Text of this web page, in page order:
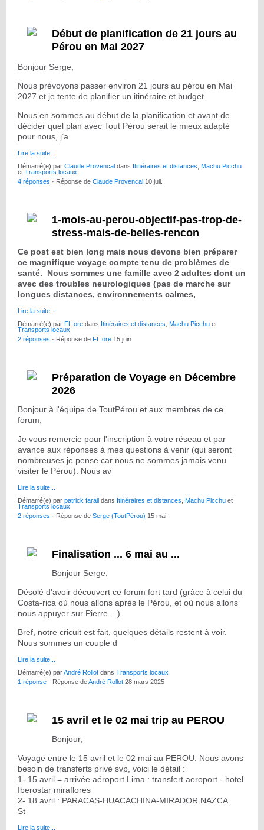
Début de planification de 21 jours au
Pérou en Mai 2027
Bonjour Serge,
Nous prévoyons passer environ 21 jours au pérou en Mai
2027 et je tente de planifier un itinéraire et budget.
Nous en sommes au début de la planification et avant de
décider quel plan avec Tout Pérou serait le mieux adapté
pour nous, j’a
Lire la suite...
Démarré(e) par Claude Provencal dans Itinéraires et distances
Machu Picchu
et Transports locaux
4 réponses · Réponse de Claude Provencal 10 juil.
1-mois-au-perou-objectif-pas-trop-de-
stress-mais-de-belles-rencon
Ce post est bien long mais nous devons bien préparer
ce magnifique voyage compte tenu de problèmes de
santé. Nous sommes une famille avec 2 adultes dont un
avec des troubles neurologiques (pas de marche sur
longues distances, environnements calmes,
Lire la suite...
Démarré(e) par FL ore dans Itinéraires et distances Machu Picchu et
Transports locaux
2 réponses · Réponse de FL ore 15 juin
Préparation de Voyage en Décembre
2026
Bonjour à l'équipe de ToutPérou et aux membres de ce
forum,
Je vous remercie pour l'inscription à votre réseau et par
avance aux réponses à mes questions à venir (qui seront
nombreuses je pense car nous ne sommes jamais venu
visiter le Pérou). Nous av
Lire la suite...
Démarré(e) par patrick farail dans Itinéraires et distances Machu Picchu et
Transports locaux
2 réponses · Réponse de Serge (ToutPérou) 15 mai
Finalisation ... 6 mai au ...
Bonjour Serge,
Désolé d'avoir découvert ce forum fort tard (grâce à celui du
Costa-rica où nous allons après le Pérou, et où nous allons
nous appuyer sur Pierre ...).
Bref, notre cricuit est fait, quelques détails restent à voir.
Nous sommes un couple d
Lire la suite...
Démarré(e) parAndré Rollot dans Transports locaux
1 réponse · Réponse deAndré Rollot 28 mars 2025
15 avril et le 02 mai trip au PEROU
Bonjour,
Voyage entre le 15 avril et le 02 mai au PEROU. Nous avons
besoin de transferts privé svp, voici le détail :
1- 15 avril = arrivée aéroport Lima : transfert aeroport - hotel
Iberostar miraflores
2- 18 avril : PARACAS-HUACACHINA-MIRADOR NAZCA
St
Lire la suite...